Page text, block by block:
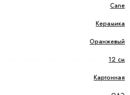
Cane
Керамика
Оранжевый
12 см
Картонная